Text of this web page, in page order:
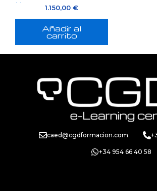
1.150,00 €
Añadir al
carrito
caed@cgdformacion.com
+34 954 66 40 58